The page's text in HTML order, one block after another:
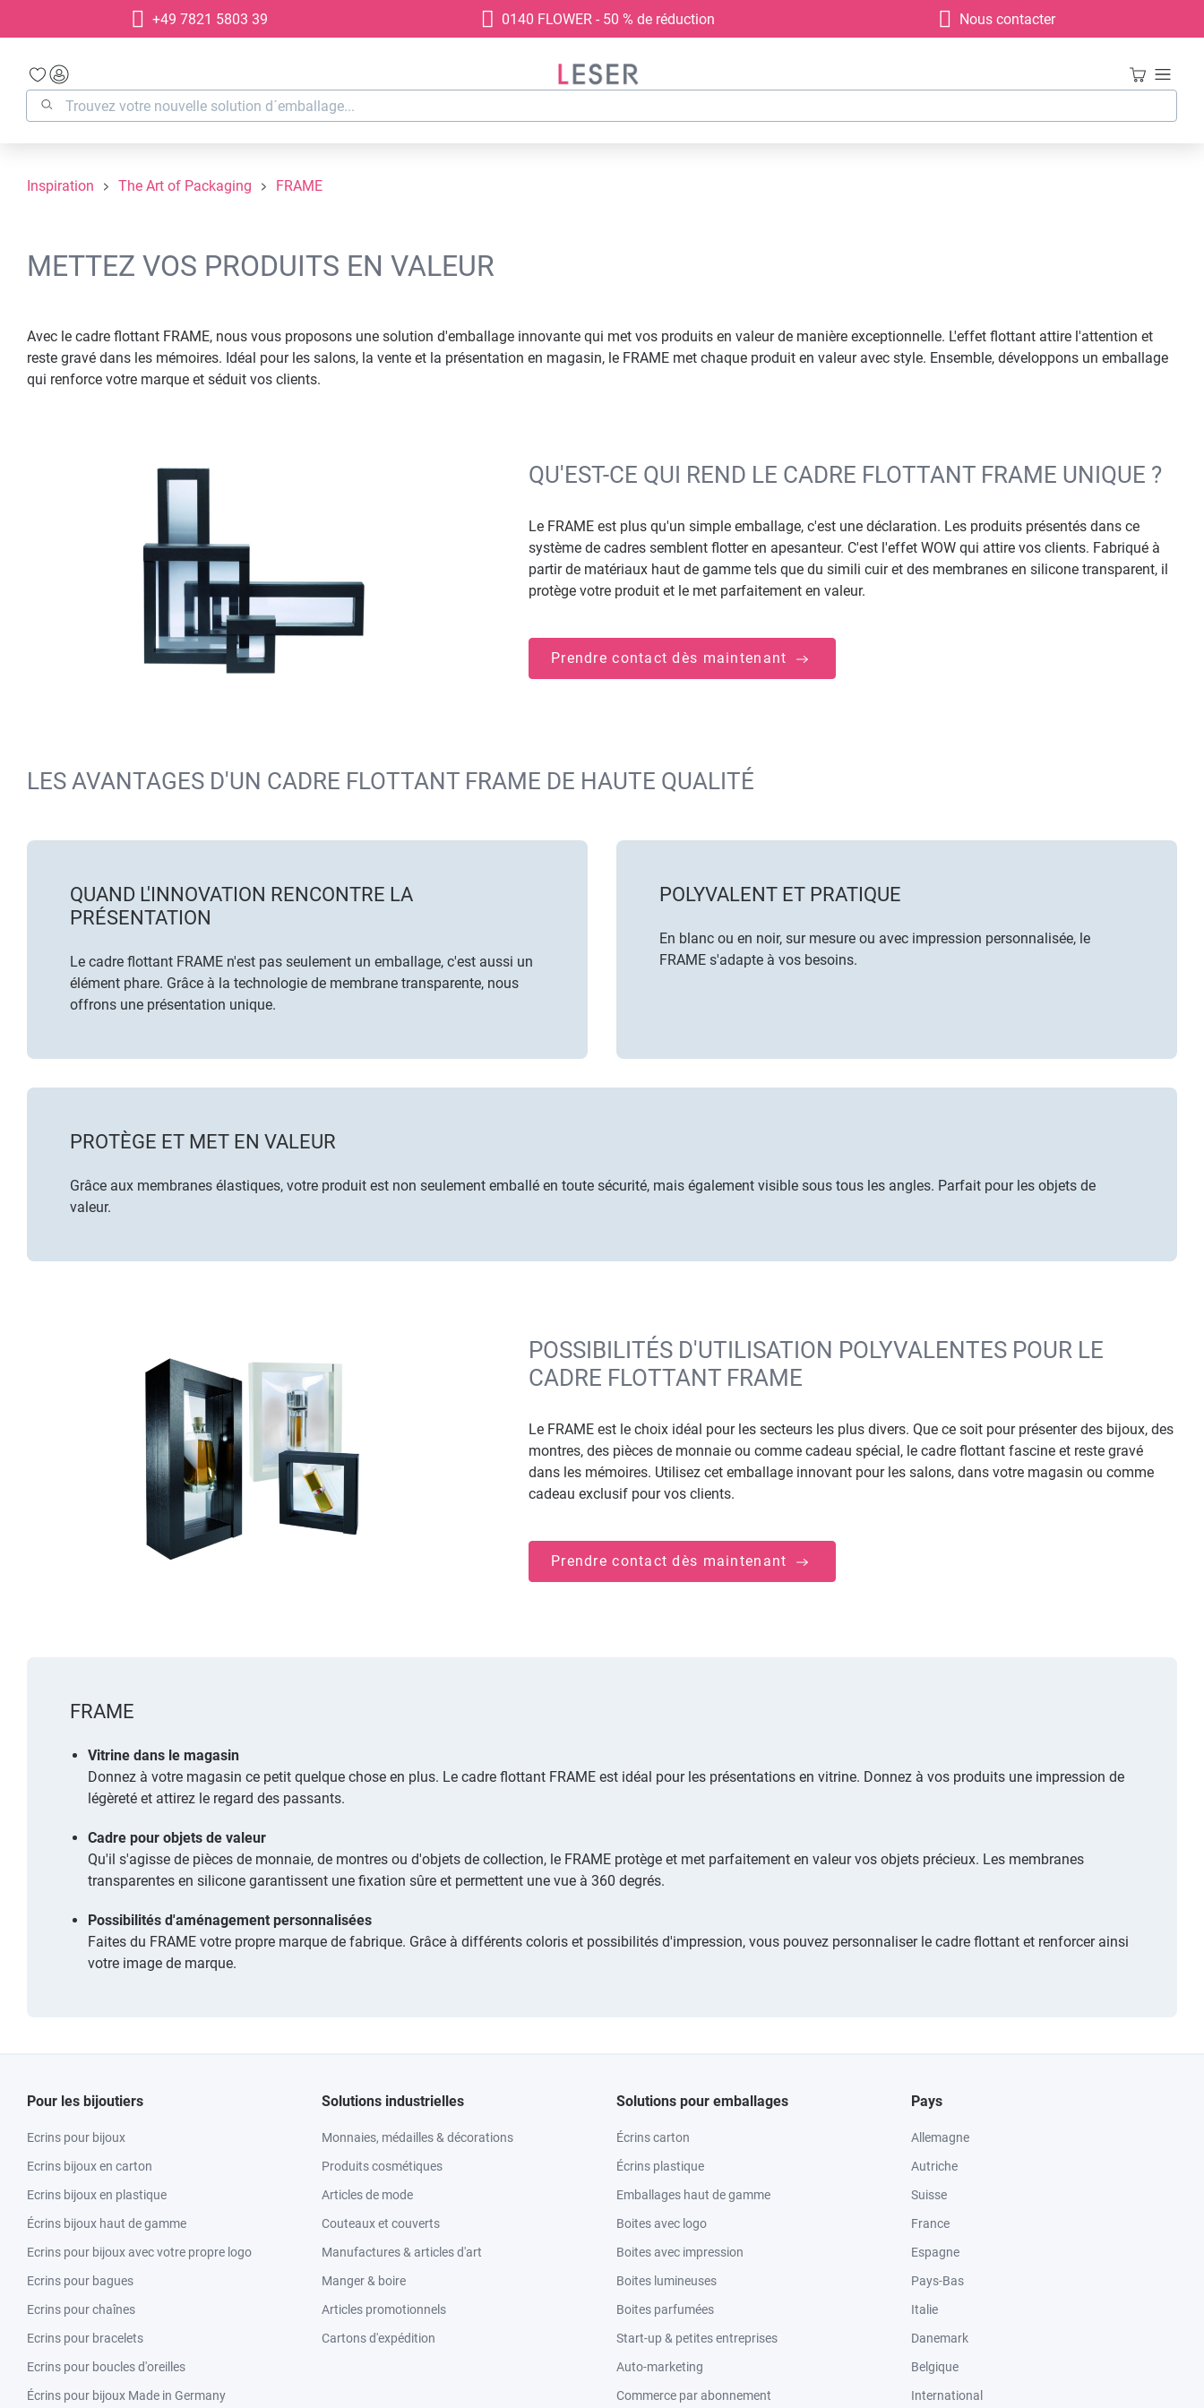
Passer à la navigation principale
+49 7821 5803 39 0140 FLOWER - 50 % de réduction Nous contacter
Inspiration The Art of Packaging FRAME
METTEZ VOS PRODUITS EN VALEUR
Avec le cadre flottant FRAME, nous vous proposons une solution d'emballage innovante qui met vos produits en valeur de manière exceptionnelle. L'effet flottant attire l'attention et
reste gravé dans les mémoires. Idéal pour les salons, la vente et la présentation en magasin, le FRAME met chaque produit en valeur avec style. Ensemble, développons un emballage
qui renforce votre marque et séduit vos clients.
QU'EST-CE QUI REND LE CADRE FLOTTANT FRAME UNIQUE ?
Le FRAME est plus qu'un simple emballage, c'est une déclaration. Les produits présentés dans ce
système de cadres semblent flotter en apesanteur. C'est l'effet WOW qui attire vos clients. Fabriqué à
partir de matériaux haut de gamme tels que du simili cuir et des membranes en silicone transparent, il
protège votre produit et le met parfaitement en valeur.
Prendre contact dès maintenant
LES AVANTAGES D'UN CADRE FLOTTANT FRAME DE HAUTE QUALITÉ
QUAND L'INNOVATION RENCONTRE LA
PRÉSENTATION
Le cadre flottant FRAME n'est pas seulement un emballage, c'est aussi un
élément phare. Grâce à la technologie de membrane transparente, nous
offrons une présentation unique.
POLYVALENT ET PRATIQUE
En blanc ou en noir, sur mesure ou avec impression personnalisée, le
FRAME s'adapte à vos besoins.
PROTÈGE ET MET EN VALEUR
Grâce aux membranes élastiques, votre produit est non seulement emballé en toute sécurité, mais également visible sous tous les angles. Parfait pour les objets de
valeur.
POSSIBILITÉS D'UTILISATION POLYVALENTES POUR LE
CADRE FLOTTANT FRAME
Le FRAME est le choix idéal pour les secteurs les plus divers. Que ce soit pour présenter des bijoux, des
montres, des pièces de monnaie ou comme cadeau spécial, le cadre flottant fascine et reste gravé
dans les mémoires. Utilisez cet emballage innovant pour les salons, dans votre magasin ou comme
cadeau exclusif pour vos clients.
Prendre contact dès maintenant
FRAME
Vitrine dans le magasin
Donnez à votre magasin ce petit quelque chose en plus. Le cadre flottant FRAME est idéal pour les présentations en vitrine. Donnez à vos produits une impression de
légèreté et attirez le regard des passants.
Cadre pour objets de valeur
Qu'il s'agisse de pièces de monnaie, de montres ou d'objets de collection, le FRAME protège et met parfaitement en valeur vos objets précieux. Les membranes
transparentes en silicone garantissent une fixation sûre et permettent une vue à 360 degrés.
Possibilités d'aménagement personnalisées
Faites du FRAME votre propre marque de fabrique. Grâce à différents coloris et possibilités d'impression, vous pouvez personnaliser le cadre flottant et renforcer ainsi
votre image de marque.
Pour les bijoutiers
Ecrins pour bijoux
Ecrins bijoux en carton
Ecrins bijoux en plastique
Écrins bijoux haut de gamme
Ecrins pour bijoux avec votre propre logo
Ecrins pour bagues
Ecrins pour chaînes
Ecrins pour bracelets
Ecrins pour boucles d'oreilles
Écrins pour bijoux Made in Germany
Solutions industrielles
Monnaies, médailles & décorations
Produits cosmétiques
Articles de mode
Couteaux et couverts
Manufactures & articles d'art
Manger & boire
Articles promotionnels
Cartons d'expédition
Solutions pour emballages
Écrins carton
Écrins plastique
Emballages haut de gamme
Boites avec logo
Boites avec impression
Boites lumineuses
Boites parfumées
Start-up & petites entreprises
Auto-marketing
Commerce par abonnement
Pays
Allemagne
Autriche
Suisse
France
Espagne
Pays-Bas
Italie
Danemark
Belgique
International